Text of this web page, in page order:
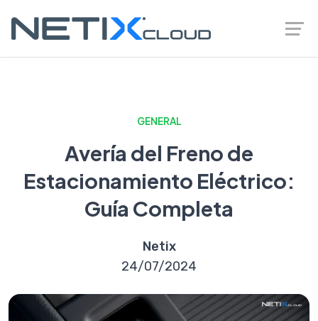
GENERAL
Avería del Freno de
Estacionamiento Eléctrico:
Guía Completa
Netix
24/07/2024